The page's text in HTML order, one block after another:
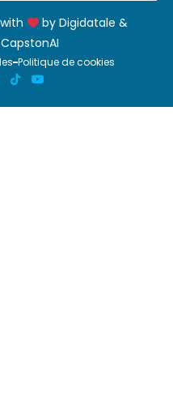
byDigidatale &
CapstonAI
Politique de cookies